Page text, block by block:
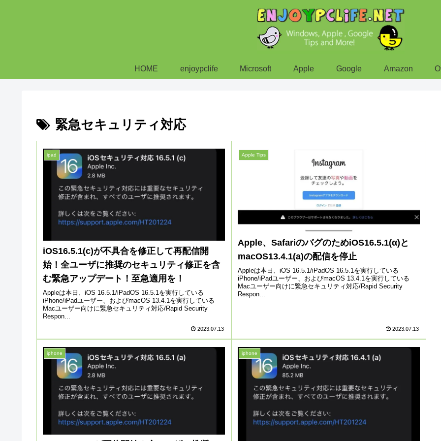
HOME enjoypclife Microsoft Apple Google Amazon
緊急セキュリティ対応
ipad
iOS16.5.1(c)が不具合を修正して再配信開
始！全ユーザに推奨のセキュリティ修正を含
む緊急アップデート！至急適用を！
Appleは本日、iOS 16.5.1/iPadOS 16.5.1を実行している
iPhone/iPadユーザー、およびmacOS 13.4.1を実行している
Macユーザー向けに緊急セキュリティ対応/Rapid Security
Respon...
2023.07.13
Apple Tips
Apple、SafariのバグのためiOS16.5.1(α)と
macOS13.4.1(a)の配信を停止
Appleは本日、iOS 16.5.1/iPadOS 16.5.1を実行している
iPhone/iPadユーザー、およびmacOS 13.4.1を実行している
Macユーザー向けに緊急セキュリティ対応/Rapid Security
Respon...
2023.07.13
iphone iphone